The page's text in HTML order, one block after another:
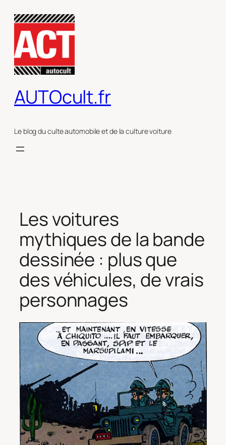
contenu
AUTOcult.fr
Le blog du culte automobile et de la culture voiture
Les voitures
mythiques de la bande
dessinée : plus que
des véhicules, de vrais
personnages